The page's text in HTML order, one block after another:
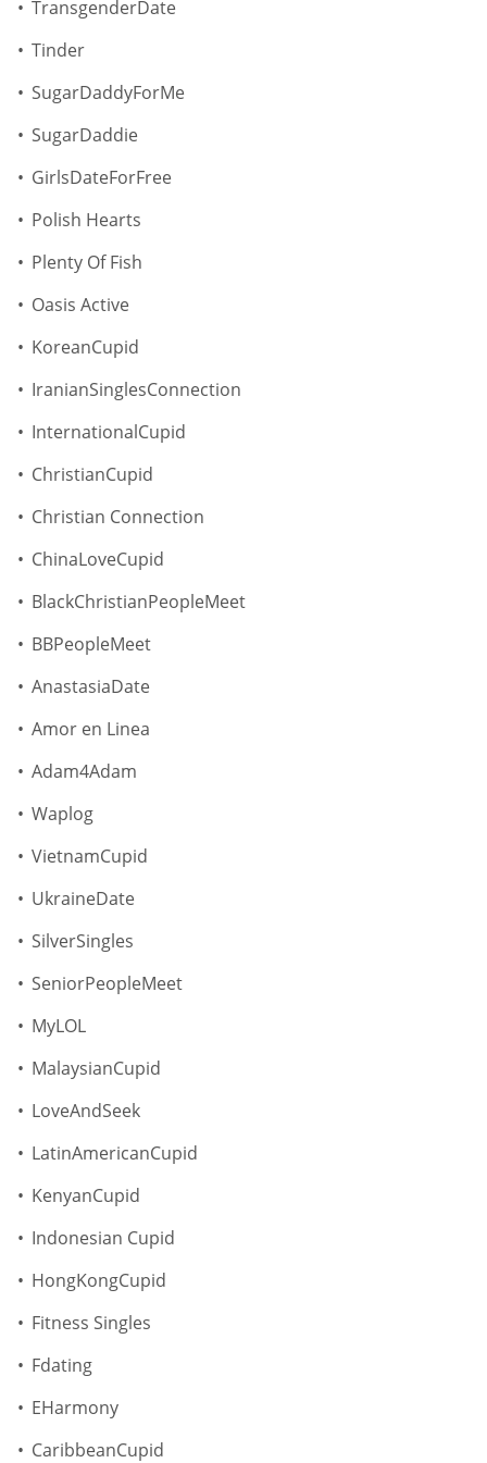
TransgenderDate
Tinder
SugarDaddyForMe
SugarDaddie
GirlsDateForFree
Polish Hearts
Plenty Of Fish
Oasis Active
KoreanCupid
IranianSinglesConnection
InternationalCupid
ChristianCupid
Christian Connection
ChinaLoveCupid
BlackChristianPeopleMeet
BBPeopleMeet
AnastasiaDate
Amor en Linea
Adam4Adam
Waplog
VietnamCupid
UkraineDate
SilverSingles
SeniorPeopleMeet
MyLOL
MalaysianCupid
LoveAndSeek
LatinAmericanCupid
KenyanCupid
Indonesian Cupid
HongKongCupid
Fitness Singles
Fdating
EHarmony
CaribbeanCupid